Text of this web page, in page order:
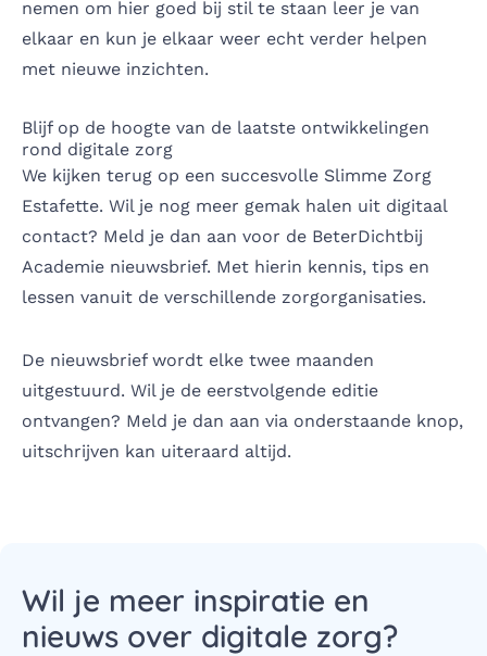
nemen om hier goed bij stil te staan leer je van
elkaar en kun je elkaar weer echt verder helpen
met nieuwe inzichten.
Blijf op de hoogte van de laatste ontwikkelingen
rond digitale zorg
We kijken terug op een succesvolle Slimme Zorg
Estafette. Wil je nog meer gemak halen uit digitaal
contact? Meld je dan aan voor de BeterDichtbij
Academie nieuwsbrief. Met hierin kennis, tips en
lessen vanuit de verschillende zorgorganisaties.
De nieuwsbrief wordt elke twee maanden
uitgestuurd. Wil je de eerstvolgende editie
ontvangen? Meld je dan aan via onderstaande knop,
uitschrijven kan uiteraard altijd.
Wil je meer inspiratie en
nieuws over digitale zorg?